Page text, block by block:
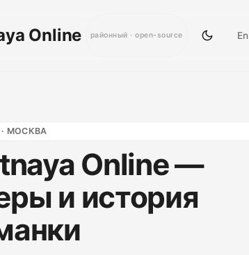
Online районный · open-source En
МОСКВА
Online —
и история